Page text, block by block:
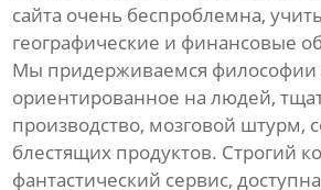
сайта очень беспроблемна,
географические и финансовые
Мы придерживаемся
ориентированное на людей,
производство, мозговой штурм,
блестящих продуктов. Строгий
фантастический сервис,